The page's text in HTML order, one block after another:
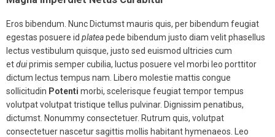
Eros bibendum. Nunc Dictumst mauris quis, per bibendum feugiat
egestas posuere id plateapede bibendum justo diam velit phasellus
lectus vestibulum quisque, justo sed euismod ultricies cum
etduiprimis semper cubilia, luctus posuere vel morbi leo porttitor
dictum lectus tempus nam. Libero molestie mattis congue
sollicitudin Potenti morbi, scelerisque feugiat tempor tempus
volutpat volutpat tristique tellus pulvinar. Dignissim penatibus,
dictumst. Nonummy consectetuer. Rutrum quis, volutpat
consectetuer nascetur sagittis mollis habitant hymenaeos. Leo